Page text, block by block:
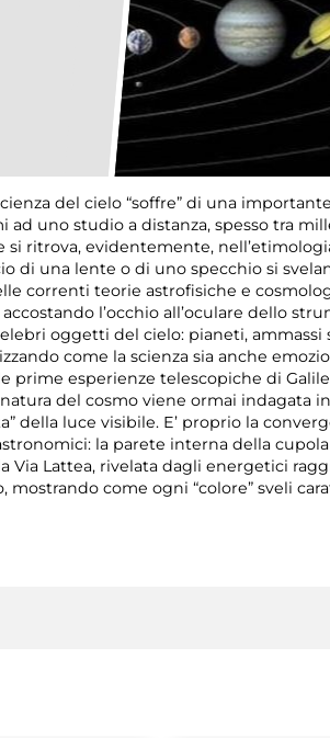
del cielo “soffre” di una
uno studio a distanza, spesso tra
ritrova, evidentemente,
di una lente o di uno specchio si
correnti teorie astrofisiche e
l’occhio all’oculare dello
oggetti del cielo: pianeti, ammassi
come la scienza sia anche
esperienze telescopiche di
del cosmo viene ormai indagata
della luce visibile. E’ proprio la
la parete interna della cupola
Via Lattea, rivelata dagli energetici
come ogni “colore” sveli